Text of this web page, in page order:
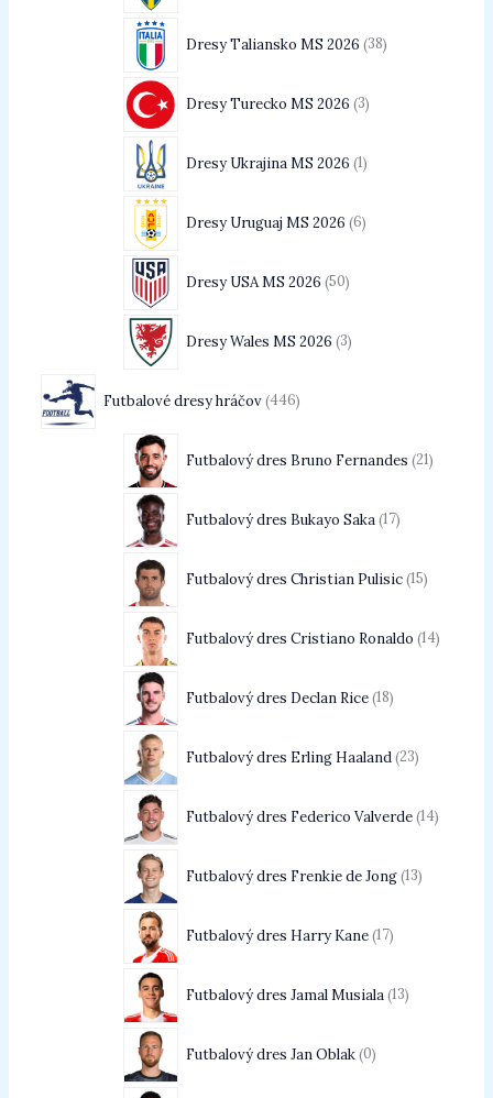
Dresy Taliansko MS 2026 38
Dresy Turecko MS 2026 3
Dresy Ukrajina MS 2026 1
Dresy Uruguaj MS 2026 6
Dresy USA MS 2026 50
Dresy Wales MS 2026 3
Futbalové dresy hráčov 446
Futbalový dres Bruno Fernandes 21
Futbalový dres Bukayo Saka 17
Futbalový dres Christian Pulisic 15
Futbalový dres Cristiano Ronaldo 14
Futbalový dres Declan Rice 18
Futbalový dres Erling Haaland 23
Futbalový dres Federico Valverde 14
Futbalový dres Frenkie de Jong 13
Futbalový dres Harry Kane 17
Futbalový dres Jamal Musiala 13
Futbalový dres Jan Oblak 0